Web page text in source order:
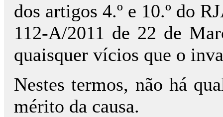
dos artigos 4.º e 10.º do
112-A/2011 de 22 de
quaisquer vícios que o
Nestes termos, não há
mérito da causa.